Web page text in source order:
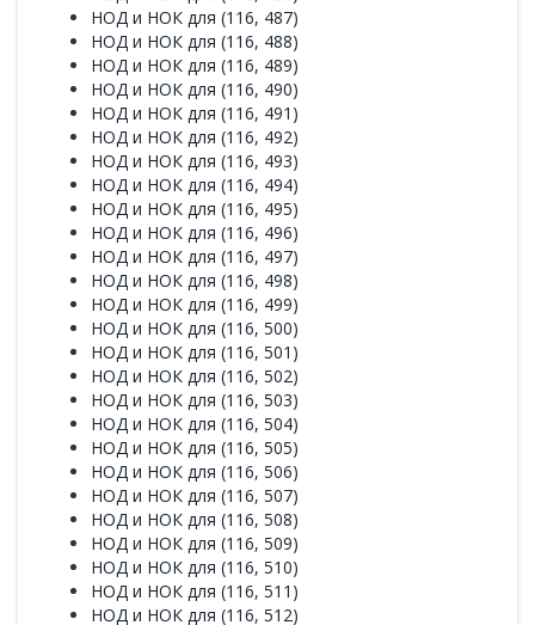
НОД и НОК для (116, 487)
НОД и НОК для (116, 488)
НОД и НОК для (116, 489)
НОД и НОК для (116, 490)
НОД и НОК для (116, 491)
НОД и НОК для (116, 492)
НОД и НОК для (116, 493)
НОД и НОК для (116, 494)
НОД и НОК для (116, 495)
НОД и НОК для (116, 496)
НОД и НОК для (116, 497)
НОД и НОК для (116, 498)
НОД и НОК для (116, 499)
НОД и НОК для (116, 500)
НОД и НОК для (116, 501)
НОД и НОК для (116, 502)
НОД и НОК для (116, 503)
НОД и НОК для (116, 504)
НОД и НОК для (116, 505)
НОД и НОК для (116, 506)
НОД и НОК для (116, 507)
НОД и НОК для (116, 508)
НОД и НОК для (116, 509)
НОД и НОК для (116, 510)
НОД и НОК для (116, 511)
НОД и НОК для (116, 512)